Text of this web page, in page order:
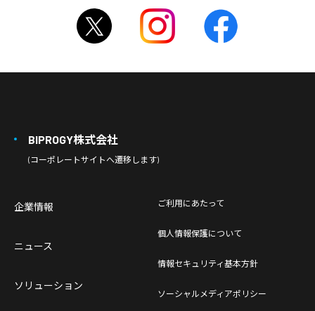
BIPROGY株式会社
(コーポレートサイトへ遷移します)
企業情報
ニュース
ソリューション
ご利用にあたって
個人情報保護について
情報セキュリティ基本方針
ソーシャルメディアポリシー